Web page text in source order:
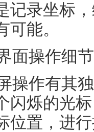
记录坐标
能。
面操作细节
操作有其
闪烁的光
位置，进